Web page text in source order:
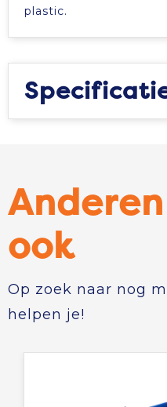
plastic.
ook
Op zoek naar nog
helpen je!